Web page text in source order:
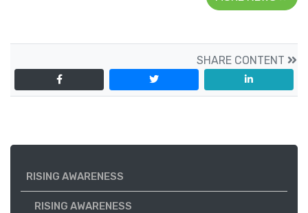
SHARE CONTENT
RISING AWARENESS
RISING AWARENESS